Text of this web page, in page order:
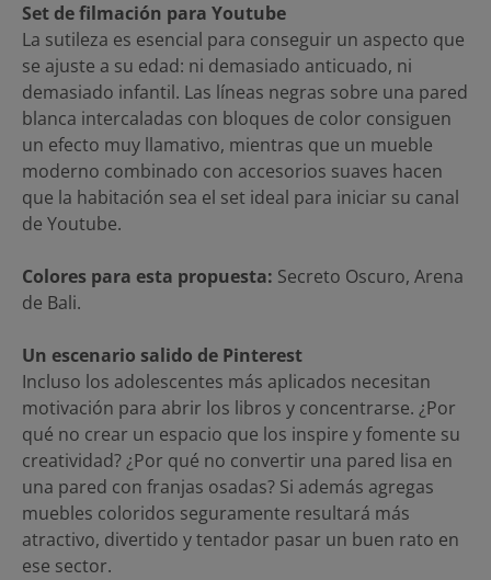
Set de filmación para Youtube
La sutileza es esencial para conseguir un aspecto que
se ajuste a su edad: ni demasiado anticuado, ni
demasiado infantil. Las líneas negras sobre una pared
blanca intercaladas con bloques de color consiguen
un efecto muy llamativo, mientras que un mueble
moderno combinado con accesorios suaves hacen
que la habitación sea el set ideal para iniciar su canal
de Youtube.
Colores para esta propuesta: Secreto Oscuro, Arena
de Bali.
Un escenario salido de Pinterest
Incluso los adolescentes más aplicados necesitan
motivación para abrir los libros y concentrarse. ¿Por
qué no crear un espacio que los inspire y fomente su
creatividad? ¿Por qué no convertir una pared lisa en
una pared con franjas osadas? Si además agregas
muebles coloridos seguramente resultará más
atractivo, divertido y tentador pasar un buen rato en
ese sector.